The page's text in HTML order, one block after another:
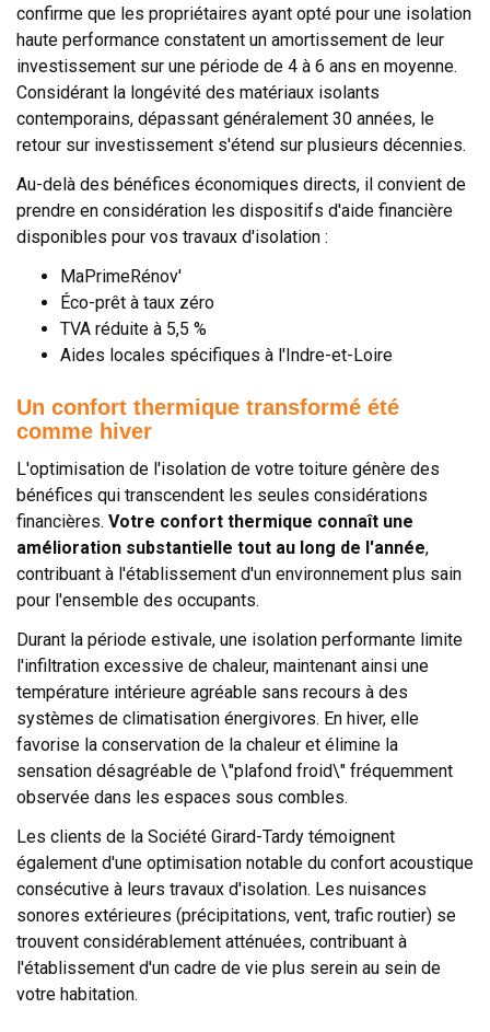
confirme que les propriétaires ayant opté pour une isolation
haute performance constatent un amortissement de leur
investissement sur une période de 4 à 6 ans en moyenne.
Considérant la longévité des matériaux isolants
contemporains, dépassant généralement 30 années, le
retour sur investissement s'étend sur plusieurs décennies.
Au-delà des bénéfices économiques directs, il convient de
prendre en considération les dispositifs d'aide financière
disponibles pour vos travaux d'isolation :
MaPrimeRénov'
Éco-prêt à taux zéro
TVA réduite à 5,5 %
Aides locales spécifiques à l'Indre-et-Loire
Un confort thermique transformé été
comme hiver
L'optimisation de l'isolation de votre toiture génère des
bénéfices qui transcendent les seules considérations
financières. Votre confort thermique connaît une
amélioration substantielle tout au long de l'année,
contribuant à l'établissement d'un environnement plus sain
pour l'ensemble des occupants.
Durant la période estivale, une isolation performante limite
l'infiltration excessive de chaleur, maintenant ainsi une
température intérieure agréable sans recours à des
systèmes de climatisation énergivores. En hiver, elle
favorise la conservation de la chaleur et élimine la
sensation désagréable de \"plafond froid\" fréquemment
observée dans les espaces sous combles.
Les clients de la Société Girard-Tardy témoignent
également d'une optimisation notable du confort acoustique
consécutive à leurs travaux d'isolation. Les nuisances
sonores extérieures (précipitations, vent, trafic routier) se
trouvent considérablement atténuées, contribuant à
l'établissement d'un cadre de vie plus serein au sein de
votre habitation.